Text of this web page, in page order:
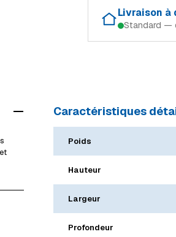
Ingeldorf
Alzingen
Schifflange
Voir tous les
Livraison à
Standard —
Livraison volumineux
Détails livraison &
Caractéristiques
Poids
Hauteur
Largeur
Profondeur